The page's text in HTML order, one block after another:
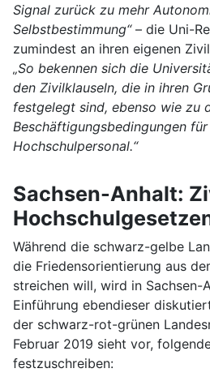
Signal zurück zu mehr
Selbstbestimmung“– die Uni-
zumindest an ihren eigenen
„So bekennen sich die
den Zivilklauseln, die in ihren
festgelegt sind, ebenso wie zu
Beschäftigungsbedingungen
Hochschulpersonal.“
Sachsen-Anhalt:
Während die schwarz-gelbe
die Friedensorientierung aus
streichen will, wird in Sachsen-
Einführung ebendieser
der schwarz-rot-grünen
Februar 2019 sieht vor,
festzuschreiben: